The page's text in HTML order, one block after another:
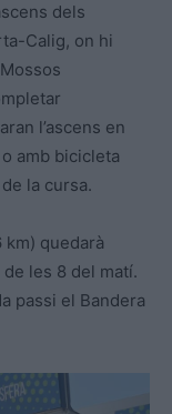
dels
Calig, on hi
l’ascens en
amb bicicleta
la cursa.
km) quedarà
les 8 del matí.
passi el Bandera